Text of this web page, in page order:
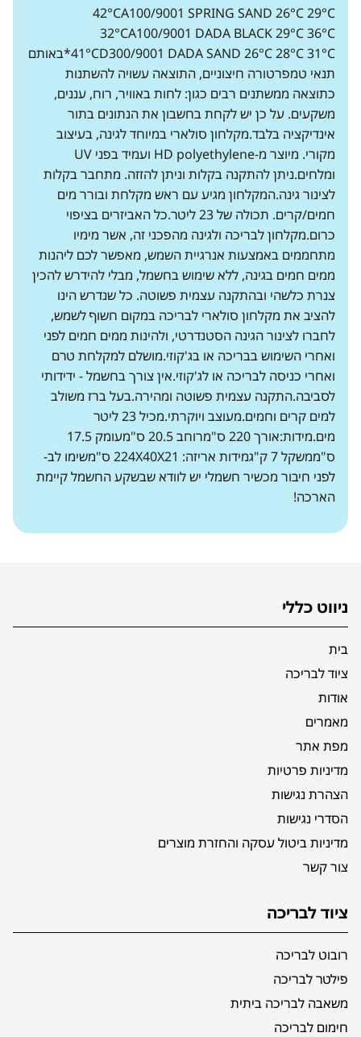
42°CA100/9001 SPRING SAND 26°C 29°C
32°CA100/9001 DADA BLACK 29°C 36°C
41°CD300/9001 DADA SAND 26°C 28°C 31°C*באותם
תנאי טמפרטורה חיצוניים, התוצאה עשויה להשתנות
כתוצאה ממשתנים רבים כגון: לחות באוויר, רוח, עננים,
משקעים. על כן יש לקחת בחשבון את הנתונים בתור
אינדיקציה בלבד.מקלחון סולארי במיוחד לגינה, בעיצוב
מקורי. מיוצר מ-HD polyethylene ועמיד בפני UV
ומלחים.ניתן להתקנה בקלות וניתן להזזה. מתחבר בקלות
לצינור גינה.המקלחון מגיע עם ראש מקלחת ובורר מים
חמים/קרים. תכולה של 23 ליטר.כל האביזרים בציפוי
כרום.מקלחון לבריכה ולגינה מהפכני זה, אשר מימיו
מתחממים באמצעות אנרגיית השמש, מאפשר לכם ליהנות
ממים חמים בגינה, ללא שימוש בחשמל, מבלי להידרש להכין
צנרת כלשהי ובהתקנה עצמית פשוטה. כל שנדרש הינו
להציב את מקלחון סולארי לבריכה במקום חשוף לשמש,
לחברו לצינור הגינה הסטנדרטי, ולהינות ממים חמים לפני
ואחרי השימוש בבריכה או בג'קוזי.מושלם למקלחת טרם
ואחרי כניסה לבריכה או לג'קוזי.אין צורך בחשמל - ידידותי
לסביבה.התקנה עצמית פשוטה ומהירה.בעל ברז משולב
למים קרים וחמים.מעוצב ויוקרתי.מכיל 23 ליטר
מים.מידות:אורך 220 ס"מרוחב 20.5 ס"מעומק 17.5
ס"ממשקל 7 ק"גמידות אריזה: 224X40X21 ס"משימו לב-
לפני חיבור מכשיר חשמלי יש לוודא שבשקע החשמל קיימת
הארכה!
ניווט כללי
בית
ציוד לבריכה
אודות
מאמרים
מפת אתר
מדיניות פרטיות
הצהרת נגישות
הסדרי נגישות
מדיניות ביטול עסקה והחזרת מוצרים
צור קשר
ציוד לבריכה
רובוט לבריכה
פילטר לבריכה
משאבה לבריכה ביתית
חימום לבריכה